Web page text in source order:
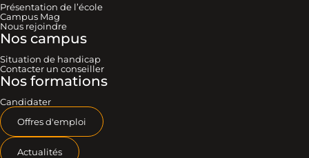
Présentation de l’école
Campus Mag
Nous rejoindre
Nos campus
Situation de handicap
Contacter un conseiller
Nos formations
Candidater
Offres d'emploi
Actualités